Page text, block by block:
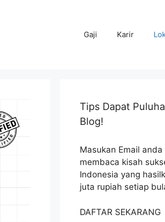
Gaji Karir
Tips Dapat
Blog!
Masukan Email
membaca kisah
Indonesia yang
juta rupiah setiap
DAFTAR SEKARANG